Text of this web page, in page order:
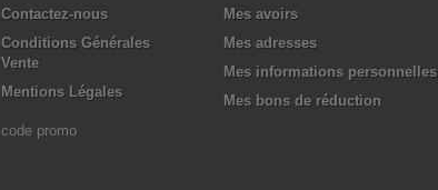
Contactez-nous
Conditions Générales
Vente
Mentions Légales
code promo
Mes avoirs
Mes adresses
Mes informations personnelles
Mes bons de réduction